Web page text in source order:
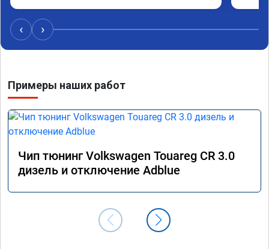
‹ ›
Примеры наших работ
Чип тюнинг Volkswagen Touareg CR 3.0
дизель и отключение Adblue